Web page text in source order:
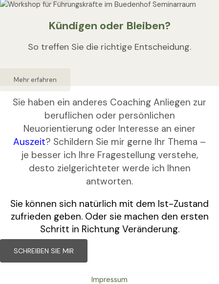
Kündigen oder Bleiben?
So treffen Sie die richtige Entscheidung.
Mehr erfahren
Sie haben ein anderes Coaching Anliegen zur
beruflichen oder persönlichen
Neuorientierung oder Interesse an einer
Auszeit? Schildern Sie mir gerne Ihr Thema –
je besser ich Ihre Fragestellung verstehe,
desto zielgerichteter werde ich Ihnen
antworten.
Sie können sich natürlich mit dem Ist-Zustand
zufrieden geben. Oder sie machen den ersten
Schritt in Richtung Veränderung.
SCHREIBEN SIE MIR
Impressum